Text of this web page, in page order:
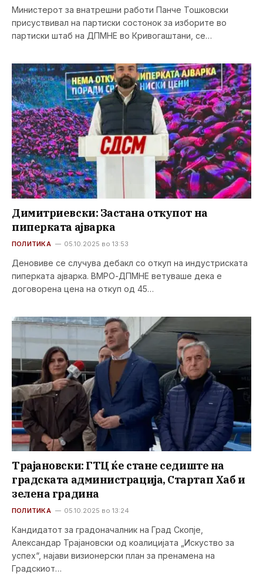
Министерот за внатрешни работи Панче Тошковски
присуствивал на партиски состонок за изборите во
партиски штаб на ДПМНЕ во Кривогаштани, се…
Димитриевски: Застана откупот на
пиперката ајварка
ПОЛИТИКА 05.10.2025 во 13:53
Деновиве се случува дебакл со откуп на индустриската
пиперката ајварка. ВМРО-ДПМНЕ ветуваше дека е
договорена цена на откуп од 45…
Трајановски: ГТЦ ќе стане седиште на
градската администрација, Стартап Хаб и
зелена градина
ПОЛИТИКА 05.10.2025 во 13:24
Кандидатот за градоначалник на Град Скопје,
Александар Трајановски од коалицијата „Искуство за
успех“, најави визионерски план за пренамена на
Градскиот…